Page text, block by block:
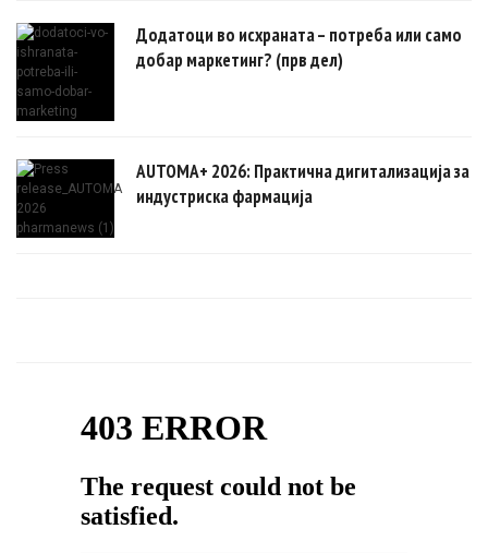
Додатоци во исхраната – потреба или само
добар маркетинг? (прв дел)
AUTOMA+ 2026: Практична дигитализација за
индустриска фармација